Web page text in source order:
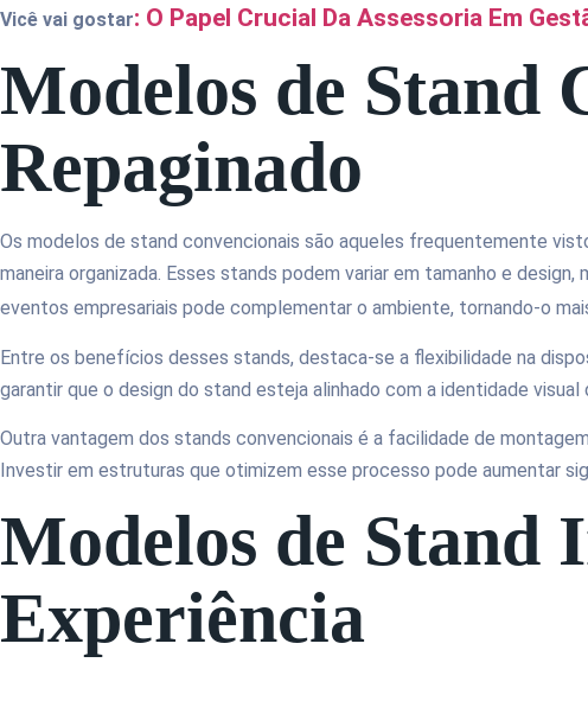
Vicê vai gostar: O Papel Crucial Da Assessoria Em
Modelos de Stand
Repaginado
Os modelos de stand convencionais são aqueles frequentemente
maneira organizada. Esses stands podem variar em tamanho e
eventos empresariais pode complementar o ambiente, tornando-o
Entre os benefícios desses stands, destaca-se a flexibilidade na
garantir que o design do stand esteja alinhado com a identidade visual
Outra vantagem dos stands convencionais é a facilidade de
Investir em estruturas que otimizem esse processo pode aumentar
Modelos de Stand
Experiência